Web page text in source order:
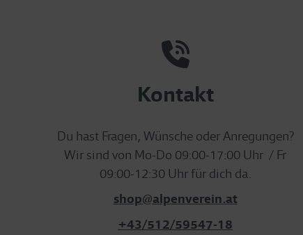
Kontakt
Du hast Fragen, Wünsche oder Anregungen?
Wir sind von Mo-Do 09:00-17:00 Uhr / Fr
09:00-12:30 Uhr für dich da.
shop@alpenverein.at
+43/512/59547-18